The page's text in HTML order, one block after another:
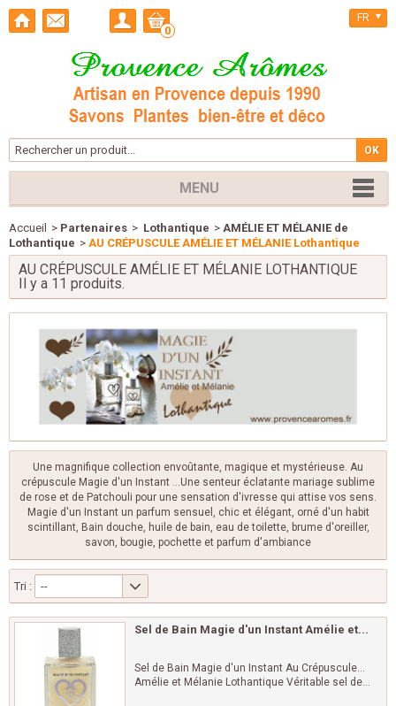
0
FR
MENU
Accueil > Partenaires > Lothantique > AMÉLIE ET MÉLANIE de
Lothantique > AU CRÉPUSCULE AMÉLIE ET MÉLANIE Lothantique
AU CRÉPUSCULE AMÉLIE ET MÉLANIE LOTHANTIQUE
Il y a 11 produits.
Une magnifique collection envoûtante, magique et mystérieuse. Au
crépuscule Magie d'un Instant ...Une senteur éclatante mariage sublime
de rose et de Patchouli pour une sensation d'ivresse qui attise vos sens.
Magie d'un Instant un parfum sensuel, chic et élégant, orné d'un habit
scintillant, Bain douche, huile de bain, eau de toilette, brume d'oreiller,
savon, bougie, pochette et parfum d'ambiance
Tri : --
Sel de Bain Magie d'un Instant Amélie et...
Sel de Bain Magie d'un Instant Au Crépuscule...
Amélie et Mélanie Lothantique Véritable sel de...